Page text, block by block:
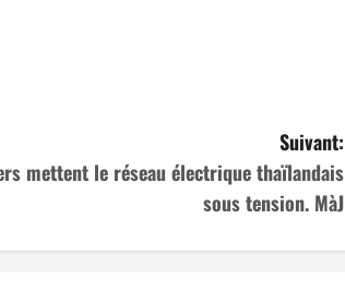
Suivant:
mettent le réseau électrique thaïlandais
sous tension. MàJ